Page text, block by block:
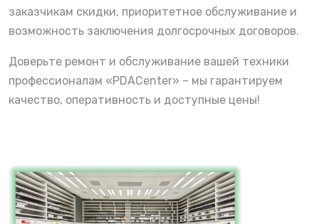
заказчикам скидки, приоритетное обслуживание и
возможность заключения долгосрочных договоров.
Доверьте ремонт и обслуживание вашей техники
профессионалам «PDACenter» – мы гарантируем
качество, оперативность и доступные цены!